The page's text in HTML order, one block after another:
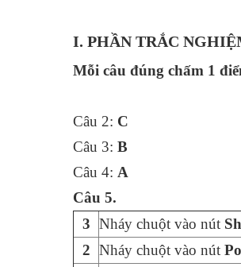
I. PHẦN TRẮC
Mỗi câu đúng chấm 1
Câu 2: C
Câu 3: B
Câu 4: A
Câu 5.
3 Nháy chuột vào nút
2 Nháy chuột vào nút